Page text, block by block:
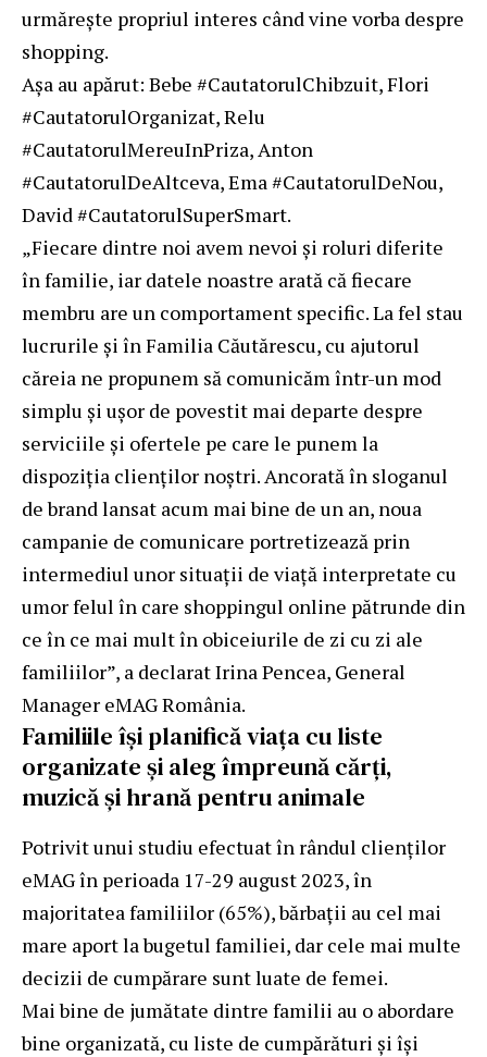
urmărește propriul interes când vine vorba despre
shopping.
Așa au apărut: Bebe #CautatorulChibzuit, Flori
#CautatorulOrganizat, Relu
#CautatorulMereuInPriza, Anton
#CautatorulDeAltceva, Ema #CautatorulDeNou,
David #CautatorulSuperSmart.
„Fiecare dintre noi avem nevoi și roluri diferite
în familie, iar datele noastre arată că fiecare
membru are un comportament specific. La fel stau
lucrurile și în Familia Căutărescu, cu ajutorul
căreia ne propunem să comunicăm într-un mod
simplu și ușor de povestit mai departe despre
serviciile și ofertele pe care le punem la
dispoziția clienților noștri. Ancorată în sloganul
de brand lansat acum mai bine de un an, noua
campanie de comunicare portretizează prin
intermediul unor situații de viață interpretate cu
umor felul în care shoppingul online pătrunde din
ce în ce mai mult în obiceiurile de zi cu zi ale
familiilor”, a declarat Irina Pencea, General
Manager eMAG România.
Familiile își planifică viața cu liste
organizate și aleg împreună cărți,
muzică și hrană pentru animale
Potrivit unui studiu efectuat în rândul clienților
eMAG în perioada 17-29 august 2023, în
majoritatea familiilor (65%), bărbații au cel mai
mare aport la bugetul familiei, dar cele mai multe
decizii de cumpărare sunt luate de femei.
Mai bine de jumătate dintre familii au o abordare
bine organizată, cu liste de cumpărături și își